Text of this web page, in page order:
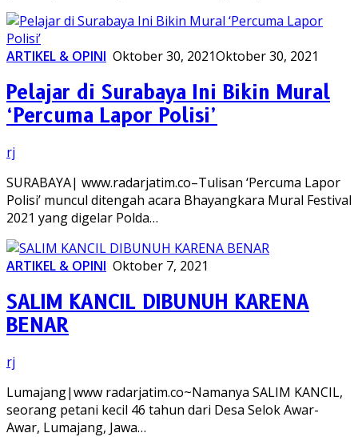
ARTIKEL & OPINI Oktober 30, 2021Oktober 30, 2021
Pelajar di Surabaya Ini Bikin Mural
‘Percuma Lapor Polisi’
rj
SURABAYA| www.radarjatim.co–Tulisan ‘Percuma Lapor
Polisi’ muncul ditengah acara Bhayangkara Mural Festival
2021 yang digelar Polda…
ARTIKEL & OPINI Oktober 7, 2021
SALIM KANCIL DIBUNUH KARENA
BENAR
rj
Lumajang|www radarjatim.co~Namanya SALIM KANCIL,
seorang petani kecil 46 tahun dari Desa Selok Awar-
Awar, Lumajang, Jawa…